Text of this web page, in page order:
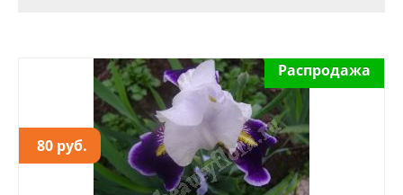
80 руб.
Распродажа